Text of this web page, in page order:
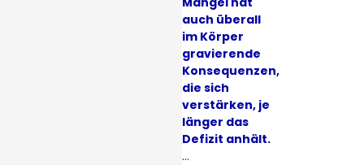
auch überall
im Körper
gravierende
Konsequenzen,
die sich
verstärken, je
länger das
Defizit anhält.
…